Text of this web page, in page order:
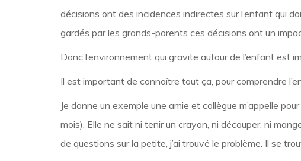
décisions ont des incidences indirectes sur l’enfant qui
gardés par les grands-parents ces décisions ont un
Donc l’environnement qui gravite autour de l’enfant est
Il est important de connaître tout ça, pour comprendre
Je donne un exemple une amie et collègue m’appelle
mois). Elle ne sait ni tenir un crayon, ni découper, ni
de questions sur la petite, j’ai trouvé le problème. Il se